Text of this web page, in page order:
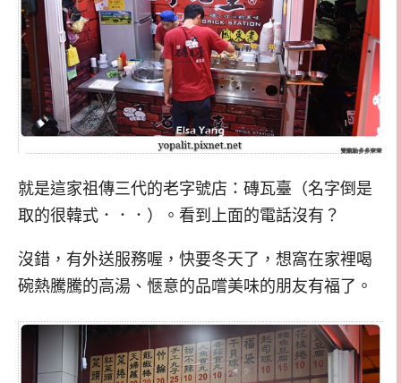
就是這家祖傳三代的老字號店：磚瓦臺（名字倒是
取的很韓式．．．）。看到上面的電話沒有？
沒錯，有外送服務喔，快要冬天了，想窩在家裡喝
碗熱騰騰的高湯、愜意的品嚐美味的朋友有福了。